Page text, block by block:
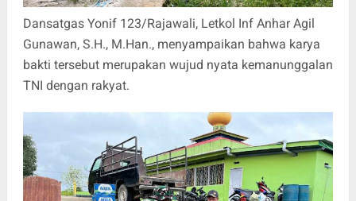
Dansatgas Yonif 123/Rajawali, Letkol Inf Anhar Agil
Gunawan, S.H., M.Han., menyampaikan bahwa karya
bakti tersebut merupakan wujud nyata kemanunggalan
TNI dengan rakyat.